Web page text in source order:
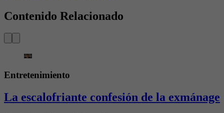
Contenido Relacionado
Entretenimiento
La escalofriante confesión de la